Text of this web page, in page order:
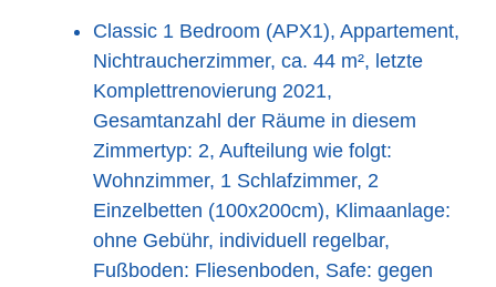
Classic 1 Bedroom (APX1), Appartement,
Nichtraucherzimmer, ca. 44 m², letzte
Komplettrenovierung 2021,
Gesamtanzahl der Räume in diesem
Zimmertyp: 2, Aufteilung wie folgt:
Wohnzimmer, 1 Schlafzimmer, 2
Einzelbetten (100x200cm), Klimaanlage:
ohne Gebühr, individuell regelbar,
Fußboden: Fliesenboden, Safe: gegen